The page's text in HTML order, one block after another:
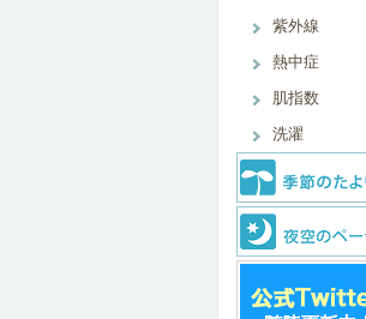
紫外線
熱中症
肌指数
洗濯